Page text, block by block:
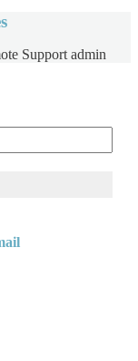
Support admin